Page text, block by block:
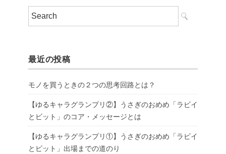
最近の投稿
モノを買うときの２つの思考回路とは？
【ゆるキャラグランプリ②】うさぎのおめめ「ラビイ
とビット」のコア・メッセージとは
【ゆるキャラグランプリ①】うさぎのおめめ「ラビイ
とビット」出場までの道のり